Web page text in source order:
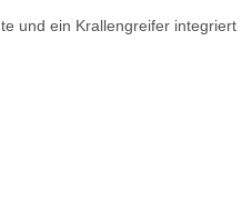
und ein Krallengreifer integriert